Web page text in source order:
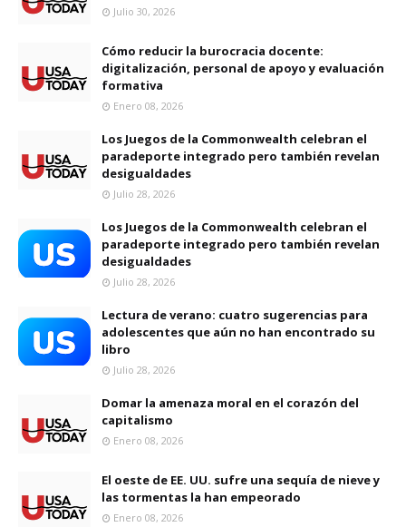
Julio 30, 2026
Cómo reducir la burocracia docente:
digitalización, personal de apoyo y evaluación
formativa
Enero 08, 2026
Los Juegos de la Commonwealth celebran el
paradeporte integrado pero también revelan
desigualdades
Julio 28, 2026
Los Juegos de la Commonwealth celebran el
paradeporte integrado pero también revelan
desigualdades
Julio 28, 2026
Lectura de verano: cuatro sugerencias para
adolescentes que aún no han encontrado su
libro
Julio 28, 2026
Domar la amenaza moral en el corazón del
capitalismo
Enero 08, 2026
El oeste de EE. UU. sufre una sequía de nieve y
las tormentas la han empeorado
Enero 08, 2026